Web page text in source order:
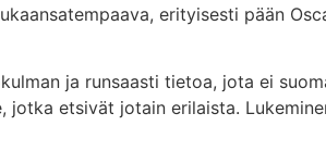
erityisesti pään
ja runsaasti tietoa, jota ei
etsivät jotain erilaista.